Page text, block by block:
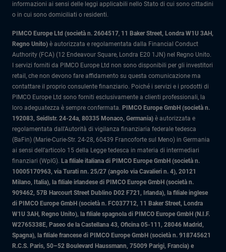
informazioni ai sensi delle leggi applicabili nello Stato di cui sono cittadini
o in cui sono domiciliati o residenti.
PIMCO Europe Ltd (società n. 2604517, 11 Baker Street, Londra W1U 3AH,
Regno Unito) è autorizzata e regolamentata dalla Financial Conduct
Authority (FCA) (12 Endeavour Square, Londra E20 1JN) nel Regno Unito.
I servizi forniti da PIMCO Europe Ltd non sono disponibili per gli investitori
retail, che non devono fare affidamento su questa comunicazione ma
contattare il proprio consulente finanziario. Poiché i servizi e i prodotti di
PIMCO Europe Ltd sono forniti esclusivamente a clienti professionali, la
loro adeguatezza è sempre confermata. PIMCO Europe GmbH (società n.
192083, Seidlstr. 24-24a, 80335 Monaco, Germania) è autorizzata e
regolamentata dall'Autorità di vigilanza finanziaria federale tedesca
(BaFin) (Marie-Curie-Str. 24-28, 60439 Francoforte sul Meno) in Germania
ai sensi dell’articolo 15 della Legge tedesca in materia di intermediari
finanziari (WpIG). La filiale italiana di PIMCO Europe GmbH (società n.
10005170963, via Turati nn. 25/27 (angolo via Cavalieri n. 4), 20121
Milano, Italia), la filiale irlandese di PIMCO Europe GmbH (società n.
909462, 57B Harcourt Street Dublino D02 F721, Irlanda), la filiale inglese
di PIMCO Europe GmbH (società n. FC037712, 11 Baker Street, Londra
W1U 3AH, Regno Unito), la filiale spagnola di PIMCO Europe GmbH (N.I.F.
W2765338E, Paseo de la Castellana 43, Oficina 05-111, 28046 Madrid,
Spagna), la filiale francese di PIMCO Europe GmbH (società n. 918745621
R.C.S. Paris, 50–52 Boulevard Haussmann, 75009 Parigi, Francia) e